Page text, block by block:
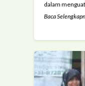
dalam
penyaluran
menunaikan
menghadirkan
khususnya
Read more
Baca